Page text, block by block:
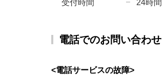
受付時間
24時間
電話でのお問い合わせ
<電話サービスの故障>